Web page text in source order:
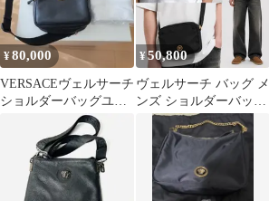
¥80,000
VERSACEヴェルサーチ
ショルダーバッグユニ
セックス【未使用】
¥50,800
ヴェルサーチ バッグ メ
ンズ ショルダーバッグ
バロック VERSACE
1023363